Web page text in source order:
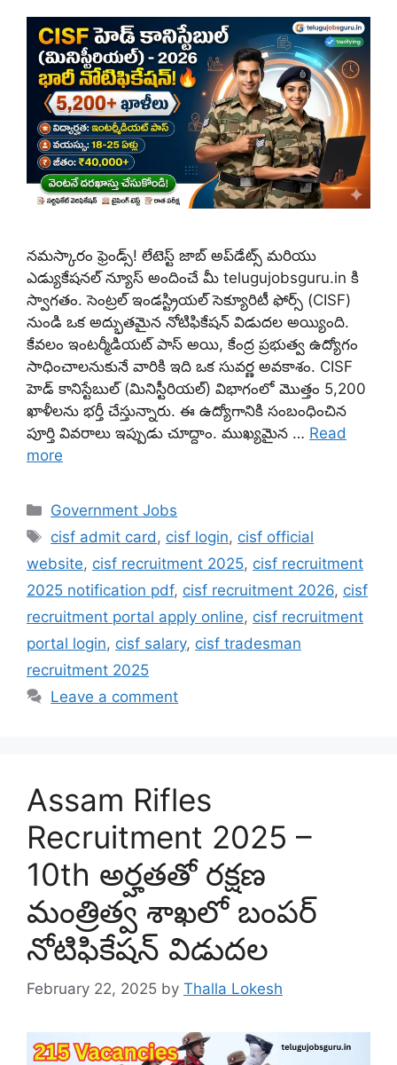
నమస్కారం ఫ్రెండ్స్! లేటెస్ట్ జాబ్ అప్‌డేట్స్ మరియు
ఎడ్యుకేషనల్ న్యూస్ అందించే మీ telugujobsguru.in కి
స్వాగతం. సెంట్రల్ ఇండస్ట్రియల్ సెక్యూరిటీ ఫోర్స్ (CISF)
నుండి ఒక అద్భుతమైన నోటిఫికేషన్ విడుదల అయ్యింది.
కేవలం ఇంటర్మీడియట్ పాస్ అయి, కేంద్ర ప్రభుత్వ ఉద్యోగం
సాధించాలనుకునే వారికి ఇది ఒక సువర్ణ అవకాశం. CISF
హెడ్ కానిస్టేబుల్ (మినిస్టీరియల్) విభాగంలో మొత్తం 5,200
ఖాళీలను భర్తీ చేస్తున్నారు. ఈ ఉద్యోగానికి సంబంధించిన
పూర్తి వివరాలు ఇప్పుడు చూద్దాం. ముఖ్యమైన … Read
more
Categories
Government Jobs
Tags
cisf admit card, cisf login, cisf official
website, cisf recruitment 2025, cisf recruitment
2025 notification pdf, cisf recruitment 2026, cisf
recruitment portal apply online, cisf recruitment
portal login, cisf salary, cisf tradesman
recruitment 2025
Leave a comment
Assam Rifles
Recruitment 2025 –
10th అర్హతతో రక్షణ
మంత్రిత్వ శాఖలో బంపర్
నోటిఫికేషన్ విడుదల
February 22, 2025 by Thalla Lokesh